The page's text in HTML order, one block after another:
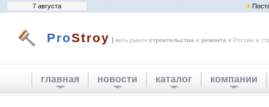
7 августа
ProStroy | весь рынок строительства и ремонта в России и
главная новости каталог компании